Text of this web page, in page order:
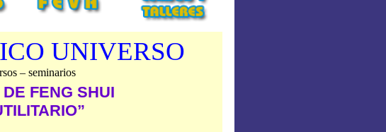
UNIVERSO
– seminarios
FENG SHUI